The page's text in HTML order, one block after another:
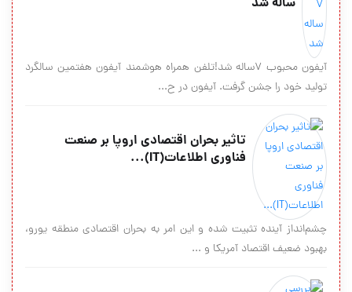
آیفون محبوب 7ساله شد!تلفن همراه هوشمند آیفون هفتمین سالگرد
تولید خود را جشن گرفت. آیفون در ح...
تاثیر بحران اقتصادی اروپا بر صنعت
فناوری اطلاعات(IT)...
چشم‌انداز آینده تثبیت شده و این امر به بحران اقتصادی منطقه یورو،
بهبود ضعیف اقتصاد آمریكا و ...